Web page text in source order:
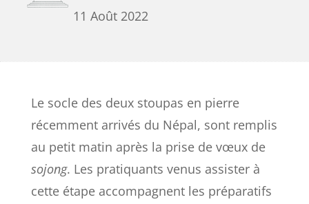
11 Août 2022
Le socle des deux stoupas en pierre
récemment arrivés du Népal, sont remplis
au petit matin après la prise de vœux de
sojong. Les pratiquants venus assister à
cette étape accompagnent les préparatifs